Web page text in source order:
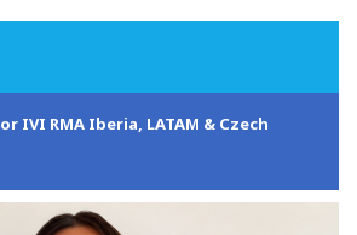
IVI RMA Iberia, LATAM & Czech